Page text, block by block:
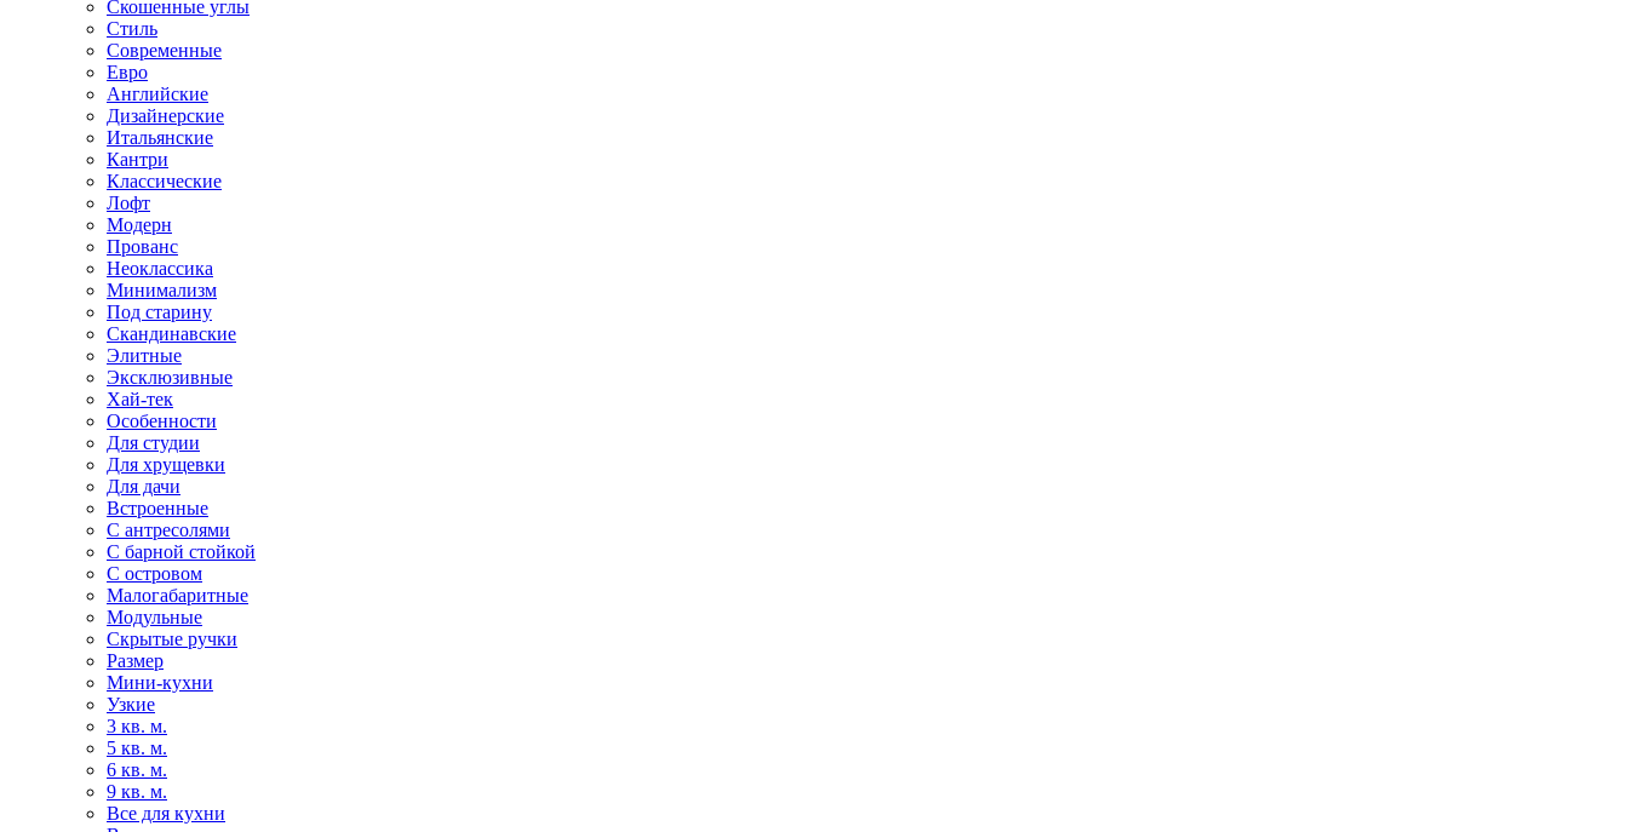
Скошенные углы
Стиль
Современные
Евро
Английские
Дизайнерские
Итальянские
Кантри
Классические
Лофт
Модерн
Прованс
Неоклассика
Минимализм
Под старину
Скандинавские
Элитные
Эксклюзивные
Хай-тек
Особенности
Для студии
Для хрущевки
Для дачи
Встроенные
С антресолями
С барной стойкой
С островом
Малогабаритные
Модульные
Скрытые ручки
Размер
Мини-кухни
Узкие
3 кв. м.
5 кв. м.
6 кв. м.
9 кв. м.
Все для кухни